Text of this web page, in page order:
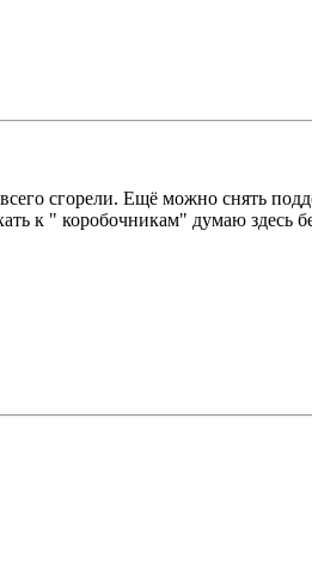
сгорели. Ещё можно снять
к " коробочникам" думаю здесь